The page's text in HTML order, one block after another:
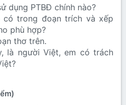
dụng PTBĐ chính nào?
trong đoạn trích và xếp
phù hợp?
thơ trên.
là người Việt, em có trách